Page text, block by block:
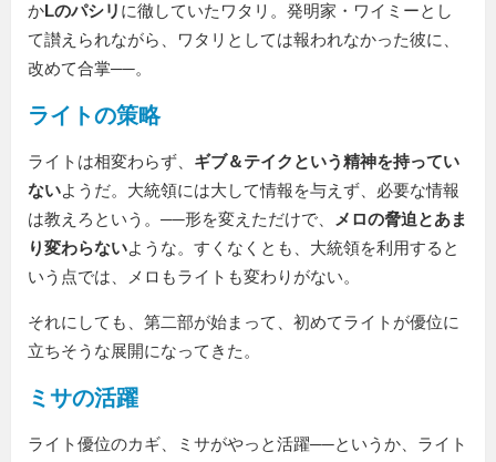
かLのパシリ に徹していたワタリ。発明家・ワイミーとし
て讃えられながら、ワタリとしては報われなかった彼に、
改めて合掌──。
ライトの策略
ライトは相変わらず、 ギブ＆テイクという精神を持ってい
ないようだ。大統領には大して情報を与えず、必要な情報
は教えろという。──形を変えただけで、
メロの脅迫とあま
り変わらないような。すくなくとも、大統領を利用すると
いう点では、メロもライトも変わりがない。
それにしても、第二部が始まって、初めてライトが優位に
立ちそうな展開になってきた。
ミサの活躍
ライト優位のカギ、ミサがやっと活躍──というか、ライト